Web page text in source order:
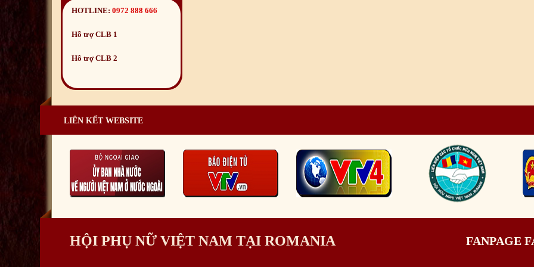
HOTLINE: 0972 888 666
Hỗ trợ CLB 1
Hỗ trợ CLB 2
LIÊN KẾT WEBSITE
HỘI PHỤ NỮ VIỆT NAM TẠI ROMANIA FANPAGE